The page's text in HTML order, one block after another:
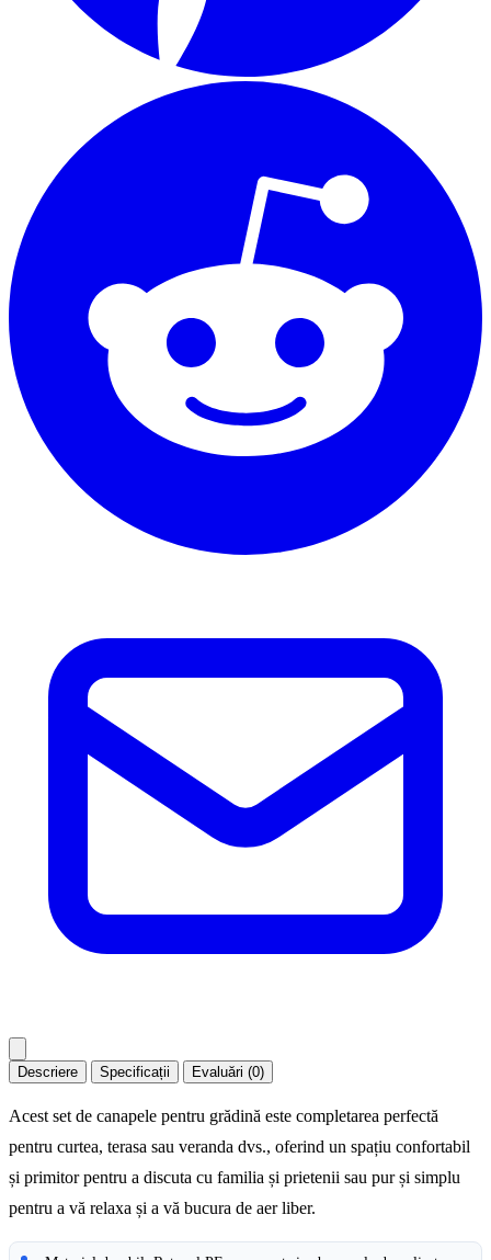
Descriere Specificații Evaluări (0)
Acest set de canapele pentru grădină este completarea perfectă
pentru curtea, terasa sau veranda dvs., oferind un spațiu confortabil
și primitor pentru a discuta cu familia și prietenii sau pur și simplu
pentru a vă relaxa și a vă bucura de aer liber.